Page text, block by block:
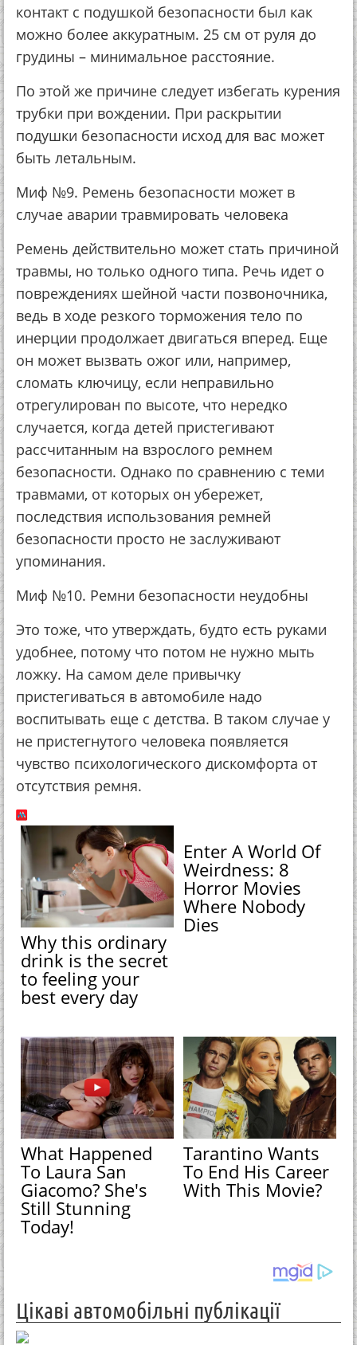
контакт с подушкой безопасности был как
можно более аккуратным. 25 см от руля до
грудины – минимальное расстояние.
По этой же причине следует избегать курения
трубки при вождении. При раскрытии
подушки безопасности исход для вас может
быть летальным.
Миф №9. Ремень безопасности может в
случае аварии травмировать человека
Ремень действительно может стать причиной
травмы, но только одного типа. Речь идет о
повреждениях шейной части позвоночника,
ведь в ходе резкого торможения тело по
инерции продолжает двигаться вперед. Еще
он может вызвать ожог или, например,
сломать ключицу, если неправильно
отрегулирован по высоте, что нередко
случается, когда детей пристегивают
рассчитанным на взрослого ремнем
безопасности. Однако по сравнению с теми
травмами, от которых он убережет,
последствия использования ремней
безопасности просто не заслуживают
упоминания.
Миф №10. Ремни безопасности неудобны
Это тоже, что утверждать, будто есть руками
удобнее, потому что потом не нужно мыть
ложку. На самом деле привычку
пристегиваться в автомобиле надо
воспитывать еще с детства. В таком случае у
не пристегнутого человека появляется
чувство психологического дискомфорта от
отсутствия ремня.
Why this ordinary
drink is the secret
to feeling your
best every day
Enter A World Of
Weirdness: 8
Horror Movies
Where Nobody
Dies
What Happened
To Laura San
Giacomo? She's
Still Stunning
Today!
Tarantino Wants
To End His Career
With This Movie?
Цікаві автомобільні публікації